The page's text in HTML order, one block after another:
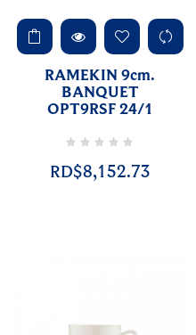
RAMEKIN 9cm.
BANQUET
OPT9RSF 24/1
RD$8,152.73